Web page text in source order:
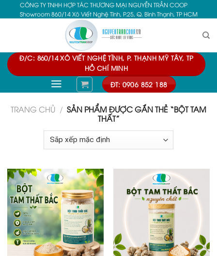
to
CÔNG TY TNHH HỢP TÁC THƯƠNG MẠI NGUYỄN TRẦN COOP
Showroom 860/14 Xô Viết Nghệ Tĩnh, P.25, Q. Bình Thạnh, TP HCM
Đ/C: 860/14 XÔ VIẾT NGHỆ TĨNH, P. THẠNH MỸ TÂY, TP
HỒ CHÍ MINH
ĐT: 0906 852 188
TRANG CHỦ / SẢN PHẨM ĐƯỢC GẮN THẺ “BỘT TAM
THẤT”